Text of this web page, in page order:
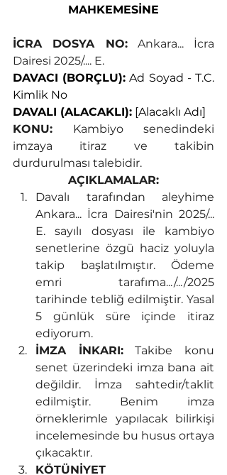
MAHKEMESİNE
İCRA DOSYA NO: Ankara... İcra
Dairesi 2025/.... E.
DAVACI (BORÇLU): Ad Soyad - T.C.
Kimlik No
DAVALI (ALACAKLI): [Alacaklı Adı]
KONU: Kambiyo senedindeki
imzaya itiraz ve takibin
durdurulması talebidir.
AÇIKLAMALAR:
Davalı tarafından aleyhime
Ankara... İcra Dairesi'nin 2025/...
E. sayılı dosyası ile kambiyo
senetlerine özgü haciz yoluyla
takip başlatılmıştır. Ödeme
emri tarafıma.../.../2025
tarihinde tebliğ edilmiştir. Yasal
5 günlük süre içinde itiraz
ediyorum.
İMZA İNKARI: Takibe konu
senet üzerindeki imza bana ait
değildir. İmza sahtedir/taklit
edilmiştir. Benim imza
örneklerimle yapılacak bilirkişi
incelemesinde bu husus ortaya
çıkacaktır.
KÖTÜNİYET